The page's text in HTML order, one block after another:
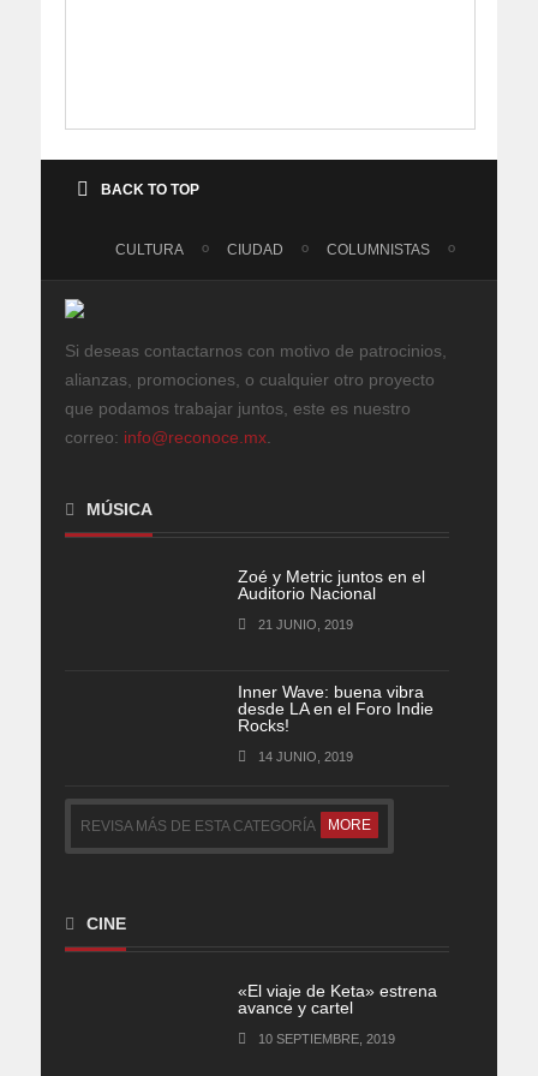
BACK TO TOP
CULTURA CIUDAD COLUMNISTAS
Si deseas contactarnos con motivo de patrocinios,
alianzas, promociones, o cualquier otro proyecto
que podamos trabajar juntos, este es nuestro
correo: info@reconoce.mx
MÚSICA
Zoé y Metric juntos en el
Auditorio Nacional
21 JUNIO, 2019
Inner Wave: buena vibra
desde LA en el Foro Indie
Rocks!
14 JUNIO, 2019
REVISA MÁS DE ESTA CATEGORÍA MORE
CINE
«El viaje de Keta» estrena
avance y cartel
10 SEPTIEMBRE, 2019